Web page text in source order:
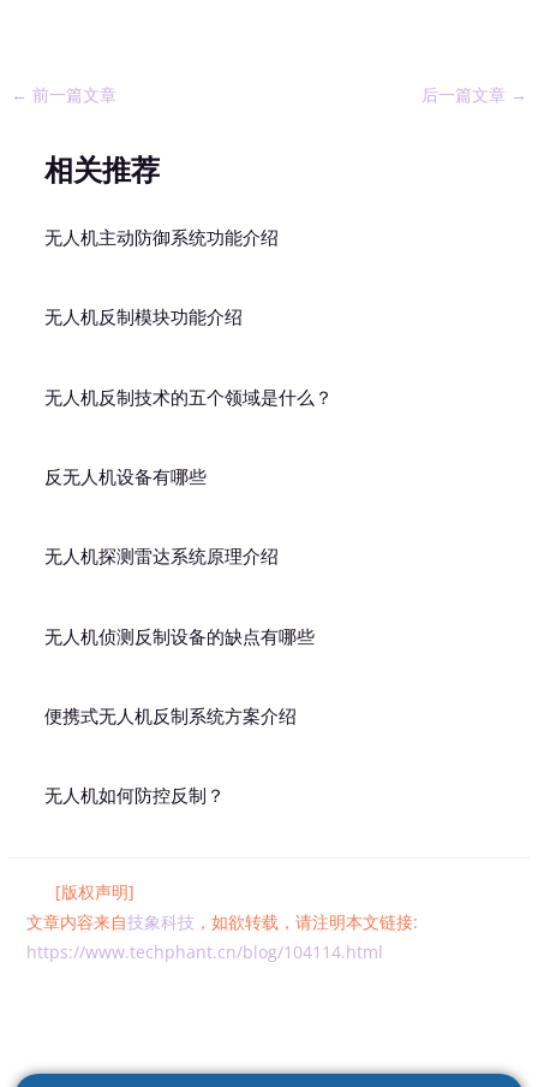
← 前一篇文章 后一篇文章 →
相关推荐
无人机主动防御系统功能介绍
无人机反制模块功能介绍
无人机反制技术的五个领域是什么？
反无人机设备有哪些
无人机探测雷达系统原理介绍
无人机侦测反制设备的缺点有哪些
便携式无人机反制系统方案介绍
无人机如何防控反制？
[版权声明]
文章内容来自技象科技 ，如欲转载，请注明本文链接:
https://www.techphant.cn/blog/104114.html